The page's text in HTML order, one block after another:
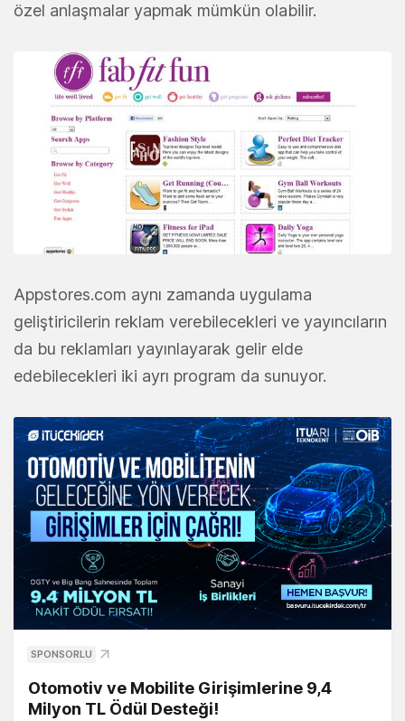
özel anlaşmalar yapmak mümkün olabilir.
Appstores.com aynı zamanda uygulama
geliştiricilerin reklam verebilecekleri ve yayıncıların
da bu reklamları yayınlayarak gelir elde
edebilecekleri iki ayrı program da sunuyor.
SPONSORLU
Otomotiv ve Mobilite Girişimlerine 9,4
Milyon TL Ödül Desteği!